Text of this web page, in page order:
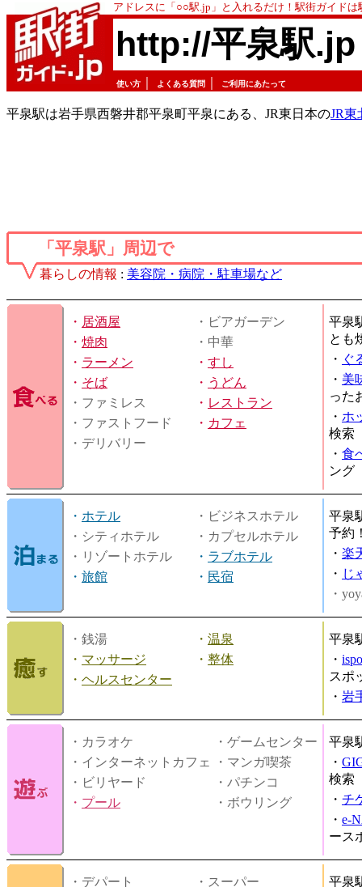
アドレスに「○○駅.jp」と入れるだけ！駅街ガイド
http://平泉駅.jp
使い方 よくある質問 ご利用にあたって
平泉駅は岩手県西磐井郡平泉町平泉にある、JR東日本のJR東
「平泉駅」周辺で
暮らしの情報 : 美容院・病院・駐車場など
・ 居酒屋
・ビアガーデン
・ 焼肉
・中華
・ ラーメン ・ すし
・ そば ・ うどん
・ファミレス
・ レストラン
・ファストフード
・ カフェ
・デリバリー
平泉
とも
・ ぐ
・ 美
った
・ ホ
検索
・ 食
ング
・ ホテル
・ビジネスホテル
・シティホテル
・カプセルホテル
・リゾートホテル
・ ラブホテル
・ 旅館 ・ 民宿
平泉
予約
・ 楽
・ じ
・
・銭湯 ・ 温泉
・ マッサージ ・ 整体
・ ヘルスセンター
平泉
・
スポ
・ 岩
・カラオケ
・ゲームセンター
・インターネットカフェ
・マンガ喫茶
・ビリヤード
・パチンコ
・ プール ・ボウリング
平泉
・
検索
・ チ
・ e-
ース
・デパート
・スーパー
平泉